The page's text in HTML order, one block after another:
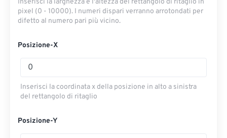
Inserisci la larghezza e l'altezza del rettangolo di ritaglio in
pixel (0 - 10000). I numeri dispari verranno arrotondati per
difetto al numero pari più vicino.
Posizione-X
Inserisci la coordinata x della posizione in alto a sinistra
del rettangolo di ritaglio
Posizione-Y